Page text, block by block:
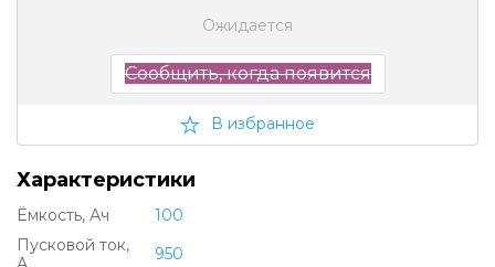
Ожидается
Сообщить, когда появится
В избранное
Характеристики
Ëмкость, Ач
100
Пусковой ток,
950